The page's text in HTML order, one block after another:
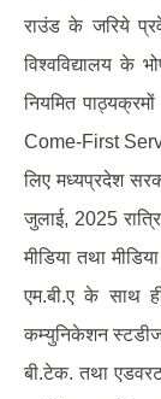
राउंड के जरिये
विश्वविद्यालय के
नियमित
Come-First
लिए मध्यप्रदेश
जुलाई, 2025
मीडिया तथा
एम.बी.ए के साथ
कम्युनिकेशन स्टडीज
बी.टेक. तथा